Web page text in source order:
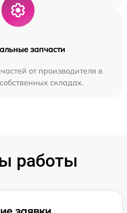
запчасти
от производителя в
складах.
работы